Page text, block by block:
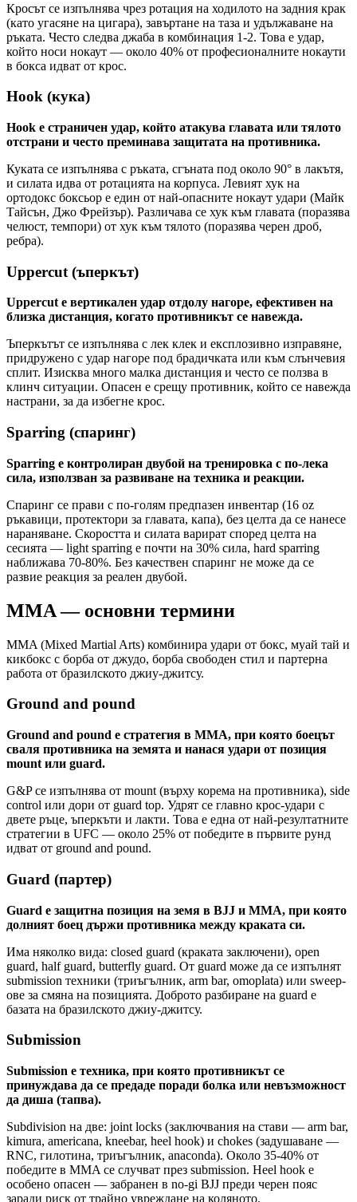
Кросът се изпълнява чрез ротация на ходилото на задния крак
(като угасяне на цигара), завъртане на таза и удължаване на
ръката. Често следва джаба в комбинация 1-2. Това е удар,
който носи нокаут — около 40% от професионалните нокаути
в бокса идват от крос.
Hook (кука)
Hook е страничен удар, който атакува главата или тялото
отстрани и често преминава защитата на противника.
Куката се изпълнява с ръката, сгъната под около 90° в лакътя,
и силата идва от ротацията на корпуса. Левият хук на
ортодокс боксьор е един от най-опасните нокаут удари (Майк
Тайсън, Джо Фрейзър). Различава се хук към главата (поразява
челюст, темпори) от хук към тялото (поразява черен дроб,
ребра).
Uppercut (ъперкът)
Uppercut е вертикален удар отдолу нагоре, ефективен на
близка дистанция, когато противникът се навежда.
Ъперкътът се изпълнява с лек клек и експлозивно изправяне,
придружено с удар нагоре под брадичката или към слънчевия
сплит. Изисква много малка дистанция и често се ползва в
клинч ситуации. Опасен е срещу противник, който се навежда
настрани, за да избегне крос.
Sparring (спаринг)
Sparring е контролиран двубой на тренировка с по-лека
сила, използван за развиване на техника и реакции.
Спаринг се прави с по-голям предпазен инвентар (16 oz
ръкавици, протектори за главата, капа), без целта да се нанесе
нараняване. Скоростта и силата варират според целта на
сесията — light sparring е почти на 30% сила, hard sparring
наближава 70-80%. Без качествен спаринг не може да се
развие реакция за реален двубой.
MMA — основни термини
MMA (Mixed Martial Arts) комбинира удари от бокс, муай тай и
кикбокс с борба от джудо, борба свободен стил и партерна
работа от бразилското джиу-джитсу.
Ground and pound
Ground and pound е стратегия в MMA, при която боецът
сваля противника на земята и нанася удари от позиция
mount или guard.
G&P се изпълнява от mount (върху корема на противника), side
control или дори от guard top. Удрят се главно крос-удари с
двете ръце, ъперкъти и лакти. Това е една от най-резултатните
стратегии в UFC — около 25% от победите в първите рунд
идват от ground and pound.
Guard (партер)
Guard е защитна позиция на земя в BJJ и MMA, при която
долният боец държи противника между краката си.
Има няколко видa: closed guard (краката заключени), open
guard, half guard, butterfly guard. От guard може да се изпълнят
submission техники (триъгълник, arm bar, omoplata) или sweep-
ове за смяна на позицията. Доброто разбиране на guard е
базата на бразилското джиу-джитсу.
Submission
Submission е техника, при която противникът се
принуждава да се предаде поради болка или невъзможност
да диша (тапва).
Subdivision на две: joint locks (заключвания на стави — arm bar,
kimura, americana, kneebar, heel hook) и chokes (задушаване —
RNC, гилотина, триъгълник, anaconda). Около 35-40% от
победите в MMA се случват през submission. Heel hook е
особено опасен — забранен в no-gi BJJ преди черен пояс
заради риск от трайно увреждане на коляното.